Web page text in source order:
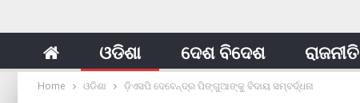
ଓଡିଶା ଦେଶ ବିଦେଶ ରାଜନୀତି
Home ଓଡିଶା ଡ଼ିଏସପି ଦେବେନ୍ଦ୍ର ପିଙ୍ଗୁଆଙ୍କୁ ବିଦାୟ ସମ୍ବର୍ଦ୍ଧନା